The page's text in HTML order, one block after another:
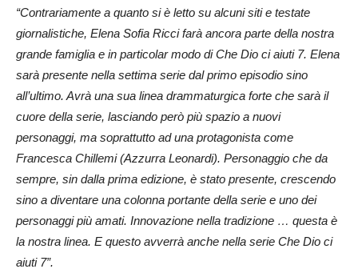
“Contrariamente a quanto si è letto su alcuni siti e testate
giornalistiche, Elena Sofia Ricci farà ancora parte della nostra
grande famiglia e in particolar modo di Che Dio ci aiuti 7. Elena
sarà presente nella settima serie dal primo episodio sino
all’ultimo. Avrà una sua linea drammaturgica forte che sarà il
cuore della serie, lasciando però più spazio a nuovi
personaggi, ma soprattutto ad una protagonista come
Francesca Chillemi (Azzurra Leonardi). Personaggio che da
sempre, sin dalla prima edizione, è stato presente, crescendo
sino a diventare una colonna portante della serie e uno dei
personaggi più amati. Innovazione nella tradizione … questa è
la nostra linea. E questo avverrà anche nella serie Che Dio ci
aiuti 7”.